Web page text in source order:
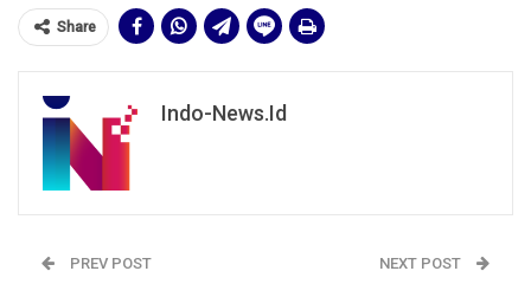
Share
Indo-News.id
PREV POST NEXT POST